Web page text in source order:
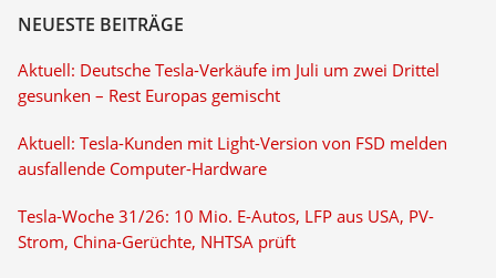
NEUESTE BEITRÄGE
Aktuell: Deutsche Tesla-Verkäufe im Juli um zwei Drittel
gesunken – Rest Europas gemischt
Aktuell: Tesla-Kunden mit Light-Version von FSD melden
ausfallende Computer-Hardware
Tesla-Woche 31/26: 10 Mio. E-Autos, LFP aus USA, PV-
Strom, China-Gerüchte, NHTSA prüft